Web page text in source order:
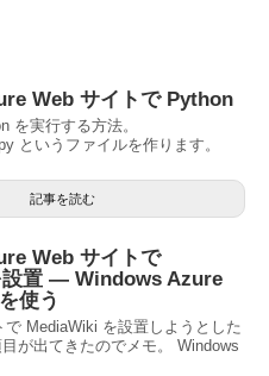
Web サイトで Python
を実行する方法。
というファイルを作ります。
記事を読む
Web サイトで
設置 — Windows Azure
使う
で MediaWiki を設置しようとした
が出てきたのでメモ。 Windows